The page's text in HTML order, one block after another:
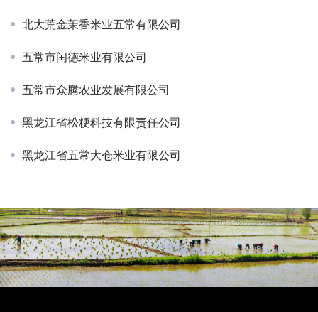
北大荒金茉香米业五常有限公司
五常市闰德米业有限公司
五常市众腾农业发展有限公司
黑龙江省松粳科技有限责任公司
黑龙江省五常大仓米业有限公司